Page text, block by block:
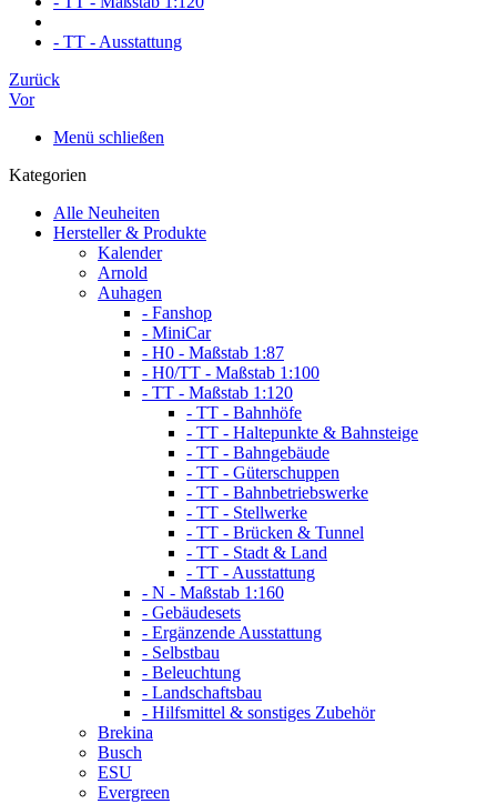
- TT - Ausstattung
Zurück
Vor
Menü schließen
Kategorien
Alle Neuheiten
Hersteller & Produkte
Kalender
Arnold
Auhagen
- Fanshop
- MiniCar
- H0 - Maßstab 1:87
- H0/TT - Maßstab 1:100
- TT - Maßstab 1:120
- TT - Bahnhöfe
- TT - Haltepunkte & Bahnsteige
- TT - Bahngebäude
- TT - Güterschuppen
- TT - Bahnbetriebswerke
- TT - Stellwerke
- TT - Brücken & Tunnel
- TT - Stadt & Land
- TT - Ausstattung
- N - Maßstab 1:160
- Gebäudesets
- Ergänzende Ausstattung
- Selbstbau
- Beleuchtung
- Landschaftsbau
- Hilfsmittel & sonstiges Zubehör
Brekina
Busch
ESU
Evergreen